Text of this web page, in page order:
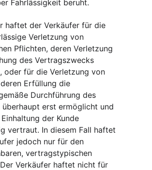
Fahrlässigkeit beruht.
haftet der Verkäufer für die
Verletzung von
Pflichten, deren Verletzung
des Vertragszwecks
oder für die Verletzung von
Erfüllung die
Durchführung des
überhaupt erst ermöglicht und
der Kunde
vertraut. In diesem Fall haftet
jedoch nur für den
vertragstypischen
Verkäufer haftet nicht für